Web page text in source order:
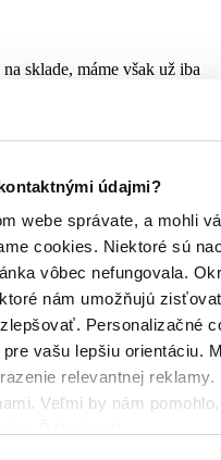
údajmi?
webe správate, a mohli
cookies. Niektoré sú
vôbec nefungovala.
nám umožňujú
Personalizačné
vašu lepšiu orientáciu.
relevantnej reklamy.
Veľmi by nám
sklade, máme však už iba
zvyčajne do 18 dní.